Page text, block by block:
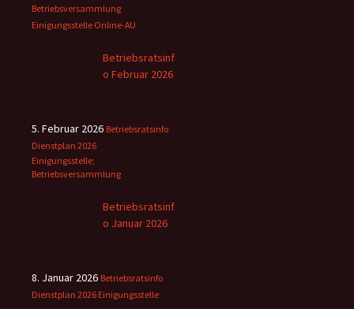
Betriebsversammlung
Einigungsstelle Online-AU
Betriebsratsinf
o Februar 2026
5. Februar 2026 Betriebsratsinfo
Dienstplan 2026
Einigungsstelle;
Betriebsversammlung
Betriebsratsinf
o Januar 2026
8. Januar 2026 Betriebsratsinfo
Dienstplan 2026 Einigungsstelle